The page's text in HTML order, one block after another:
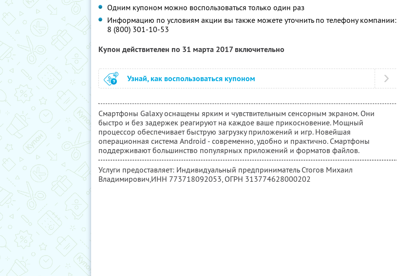
Одним купоном можно воспользоваться только один раз
Информацию по условиям акции вы также можете уточнить по телефону компании:
8 (800) 301-10-53
Купон действителен по 31 марта 2017 включительно
Узнай, как воспользоваться купоном
Смартфоны Galaxy оснащены ярким и чувствительным сенсорным экраном. Они
быстро и без задержек реагируют на каждое ваше прикосновение. Мощный
процессор обеспечивает быструю загрузку приложений и игр. Новейшая
операционная система Android - современно, удобно и практично. Смартфоны
поддерживают большинство популярных приложений и форматов файлов.
Услуги предоставляет: Индивидуальный предприниматель Стогов Михаил
Владимирович,ИНН 773718092053, ОГРН 313774628000202